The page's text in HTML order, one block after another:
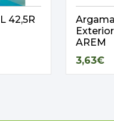
42,5R
AREM
3,63€